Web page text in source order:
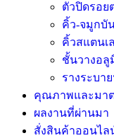
ตัวปิดรอย
คิ้ว-จมูกบั
คิ้วสแตนเล
ชั้นวางอลู
รางระบา
คุณภาพและมา
ผลงานที่ผ่านมา
สั่งสินค้าออนไล